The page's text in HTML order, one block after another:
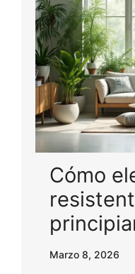
Cómo
Marzo 8, 2026